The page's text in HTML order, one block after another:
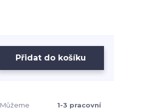
Přidat do košíku
Můžeme
1-3 pracovní